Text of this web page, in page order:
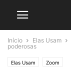
Início Elas Usam
poderosas
Elas Usam Zoom